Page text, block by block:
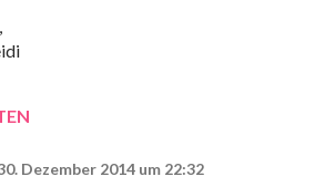
Dezember 2014 um 22:32